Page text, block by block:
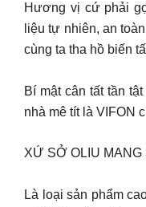
Hương vị cứ phải
liệu tự nhiên, an
cùng ta tha hồ biến
Bí mật cân tất tần
nhà mê tít là VIFON
XỨ SỞ OLIU
Là loại sản phẩm